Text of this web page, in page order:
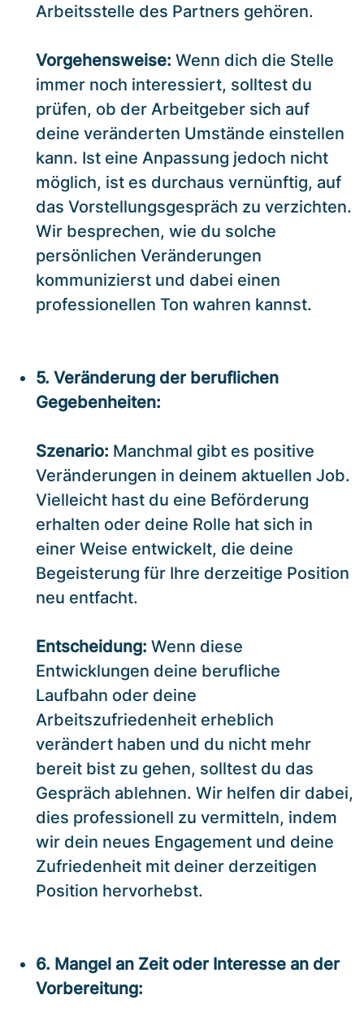
Arbeitsstelle des Partners gehören.
Vorgehensweise: Wenn dich die Stelle
immer noch interessiert, solltest du
prüfen, ob der Arbeitgeber sich auf
deine veränderten Umstände einstellen
kann. Ist eine Anpassung jedoch nicht
möglich, ist es durchaus vernünftig, auf
das Vorstellungsgespräch zu verzichten.
Wir besprechen, wie du solche
persönlichen Veränderungen
kommunizierst und dabei einen
professionellen Ton wahren kannst.
5. Veränderung der beruflichen
Gegebenheiten:
Szenario: Manchmal gibt es positive
Veränderungen in deinem aktuellen Job.
Vielleicht hast du eine Beförderung
erhalten oder deine Rolle hat sich in
einer Weise entwickelt, die deine
Begeisterung für Ihre derzeitige Position
neu entfacht.
Entscheidung: Wenn diese
Entwicklungen deine berufliche
Laufbahn oder deine
Arbeitszufriedenheit erheblich
verändert haben und du nicht mehr
bereit bist zu gehen, solltest du das
Gespräch ablehnen. Wir helfen dir dabei,
dies professionell zu vermitteln, indem
wir dein neues Engagement und deine
Zufriedenheit mit deiner derzeitigen
Position hervorhebst.
6. Mangel an Zeit oder Interesse an der
Vorbereitung: